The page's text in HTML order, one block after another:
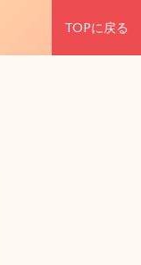
TOPに戻る